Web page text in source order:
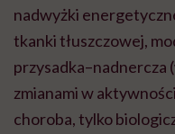
nadwyżki
tkanki tłuszczowej,
zmianami w
choroba, tylko